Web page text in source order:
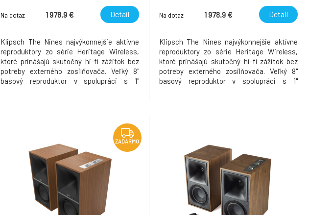
Na dotaz 1 978.9 € Detail
Klipsch The Nines najvýkonnejšie aktívne
reproduktory zo série Heritage Wireless,
ktoré prinášajú skutočný hi-fi zážitok bez
potreby externého zosilňovača. Veľký 8"
basový reproduktor v spolupráci s 1"
Na dotaz 1 978.9 € Detail
Klipsch The Nines najvýkonnejšie aktívne
reproduktory zo série Heritage Wireless,
ktoré prinášajú skutočný hi-fi zážitok bez
potreby externého zosilňovača. Veľký 8"
basový reproduktor v spolupráci s 1"
ZADARMO